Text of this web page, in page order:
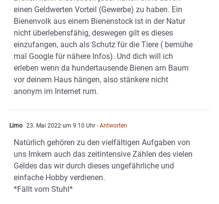
einen Geldwerten Vorteil (Gewerbe) zu haben. Ein
Bienenvolk aus einem Bienenstock ist in der Natur
nicht überlebensfähig, deswegen gilt es dieses
einzufangen, auch als Schutz für die Tiere ( bemühe
mal Google für nähere Infos). Und dich will ich
erleben wenn da hundertausende Bienen am Baum
vor deinem Haus hängen, also stänkere nicht
anonym im Internet rum.
Limo 23. Mai 2022 um 9:10 Uhr - Antworten
Natürlich gehören zu den vielfältigen Aufgaben von
uns Imkern auch das zeitintensive Zählen des vielen
Geldes das wir durch dieses ungefährliche und
einfache Hobby verdienen.
*Fällt vom Stuhl*